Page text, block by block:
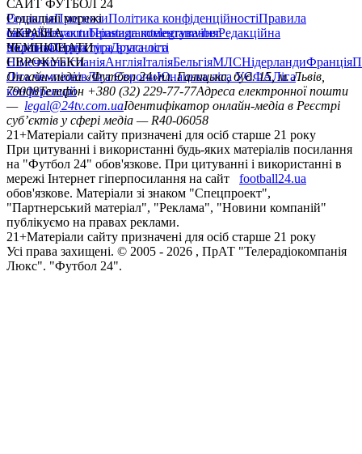
САЙТ ФУТБОЛ 24
РедакціяПрогнозиПолітика конфіденційностіПравила
сайтуКонтактиПравила коментуванняРедакційна
політикаСтруктура власності
Соціальні мережі
facebookxyoutubeinstagramtelegramviber
УКРАЇНА
УкраїнаПерша лігаДруга ліга
ЧЕМПІОНАТИ
НімеччинаІспаніяАнгліяІталіяБельгіяМЛСНідерландиФранція
ЄВРОКУБКИ
Ліга чемпіонівЛіга ЄвропиЮнацька ліга УЄФАЛіга
конференцій
Онлайн-медіа «Футбол 24»пл. Галицька, буд. 15, м. Львів,
79008Телефон +380 (32) 229-77-77Адреса електронної пошти
— legal@24tv.com.uaІдентифікатор онлайн-медіа в Реєстрі
суб’єктів у сфері медіа — R40-06058
21+Матеріали сайту призначені для осіб старше 21 року
При цитуванні і використанні будь-яких матеріалів посилання
на "Футбол 24" обов'язкове. При цитуванні і використанні в
мережі Інтернет гіперпосилання на сайт
football24.ua
обов'язкове. Матеріали зі знаком "Спецпроект",
"Партнерський матеріал", "Реклама", "Новини компаній"
публікуємо на правах реклами.
21+Матеріали сайту призначені для осіб старше 21 року
Усi права захищенi. © 2005 - 2026 , ПрАТ "Телерадіокомпанія
Люкс". "Футбол 24".